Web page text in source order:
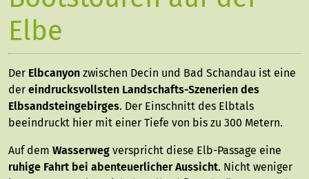
Elbe
Der Elbcanyon zwischen Decin und Bad Schandau ist eine
der eindrucksvollsten Landschafts-Szenerien des
Elbsandsteingebirges. Der Einschnitt des Elbtals
beeindruckt hier mit einer Tiefe von bis zu 300 Metern.
Auf dem Wasserweg verspricht diese Elb-Passage eine
ruhige Fahrt bei abenteuerlicher Aussicht. Nicht weniger